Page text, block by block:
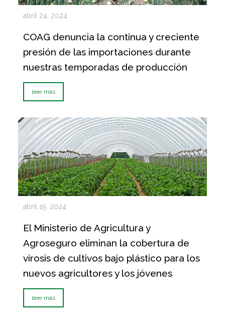
abril 24, 2024
COAG denuncia la continua y creciente
presión de las importaciones durante
nuestras temporadas de producción
leer más
abril 19, 2024
El Ministerio de Agricultura y
Agroseguro eliminan la cobertura de
virosis de cultivos bajo plástico para los
nuevos agricultores y los jóvenes
leer más